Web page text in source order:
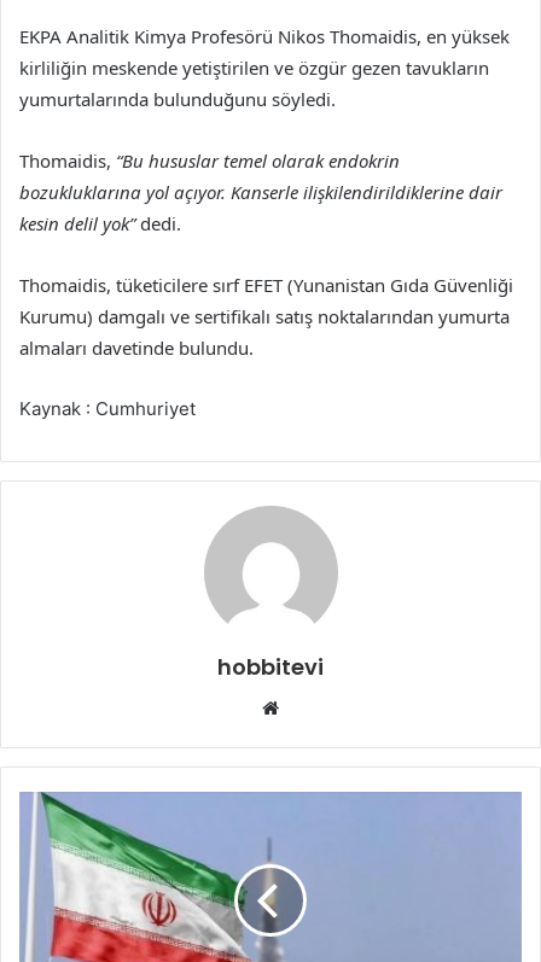
EKPA Analitik Kimya Profesörü Nikos Thomaidis, en yüksek
kirliliğin meskende yetiştirilen ve özgür gezen tavukların
yumurtalarında bulunduğunu söyledi.
Thomaidis, “Bu hususlar temel olarak endokrin
bozukluklarına yol açıyor. Kanserle ilişkilendirildiklerine dair
kesin delil yok”dedi.
Thomaidis, tüketicilere sırf EFET (Yunanistan Gıda Güvenliği
Kurumu) damgalı ve sertifikalı satış noktalarından yumurta
almaları davetinde bulundu.
Kaynak : Cumhuriyet
hobbitevi
Web